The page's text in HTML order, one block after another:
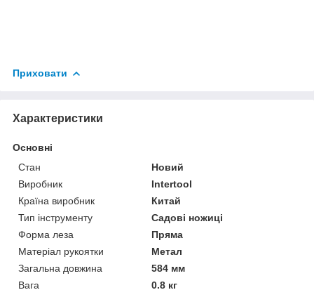
Приховати
Характеристики
Основні
Стан
Новий
Виробник
Intertool
Країна виробник
Китай
Тип інструменту
Садові ножиці
Форма леза
Пряма
Матеріал рукоятки
Метал
Загальна довжина
584 мм
Вага
0.8 кг